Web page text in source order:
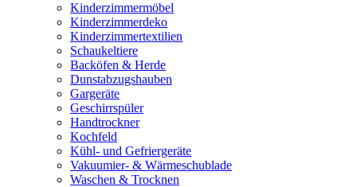
Kinderzimmermöbel
Kinderzimmerdeko
Kinderzimmertextilien
Schaukeltiere
Backöfen & Herde
Dunstabzugshauben
Gargeräte
Geschirrspüler
Handtrockner
Kochfeld
Kühl- und Gefriergeräte
Vakuumier- & Wärmeschublade
Waschen & Trocknen